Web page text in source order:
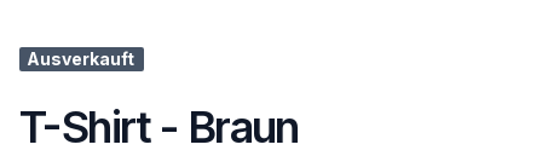
Ausverkauft
T-Shirt - Braun